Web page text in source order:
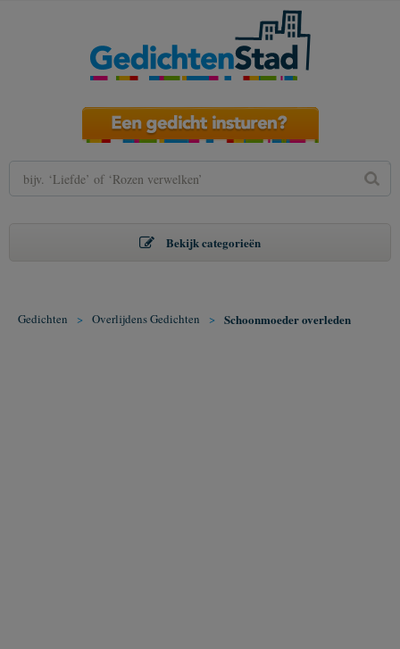
Bekijk categorieën
Gedichten > Overlijdens Gedichten > Schoonmoeder overleden